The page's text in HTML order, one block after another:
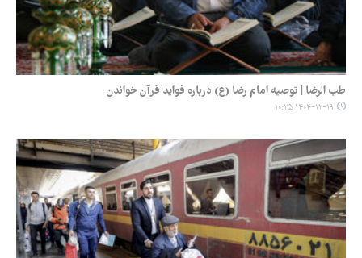
طب الرضا | توصیه امام رضا (ع) درباره فواید قرآن خواندن
۱۴۰۴-۱۲-۱۹ ۱۰:۲۵